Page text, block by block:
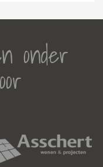
onder